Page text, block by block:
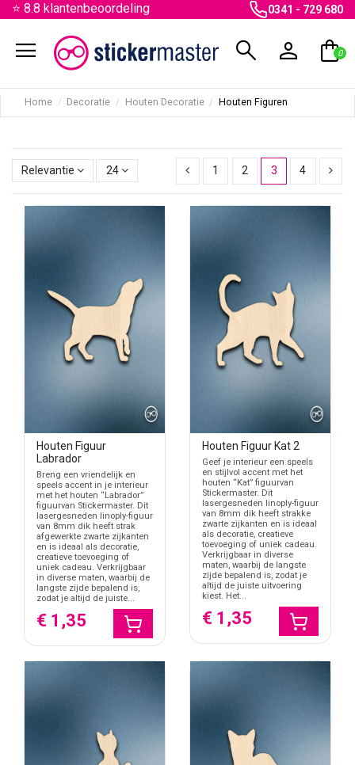
⭐ 8.8 klantenbeoordeling 0341 - 729 680
menu search person shopping_bag
0
Home Decoratie Houten Decoratie Houten Figuren
1 2 3 4
Relevantie 24
Houten Figuur
Labrador
Breng een vriendelijk en
speels accent in je interieur
met het houten “Labrador”
figuurvan Stickermaster. Dit
lasergesneden linoply-figuur
van 8mm dik heeft strak
afgewerkte zwarte zijkanten
en is ideaal als decoratie,
creatieve toevoeging of
uniek cadeau. Verkrijgbaar
in diverse maten, waarbij de
langste zijde bepalend is,
zodat je altijd de juiste...
€ 1,35
Houten Figuur Kat 2
Geef je interieur een speels
en stijlvol accent met het
houten “Kat” figuurvan
Stickermaster. Dit
lasergesneden linoply-figuur
van 8mm dik heeft strakke
zwarte zijkanten en is ideaal
als decoratie, creatieve
toevoeging of uniek cadeau.
Verkrijgbaar in diverse
maten, waarbij de langste
zijde bepalend is, zodat je
altijd de juiste uitvoering
kiest. Het...
€ 1,35